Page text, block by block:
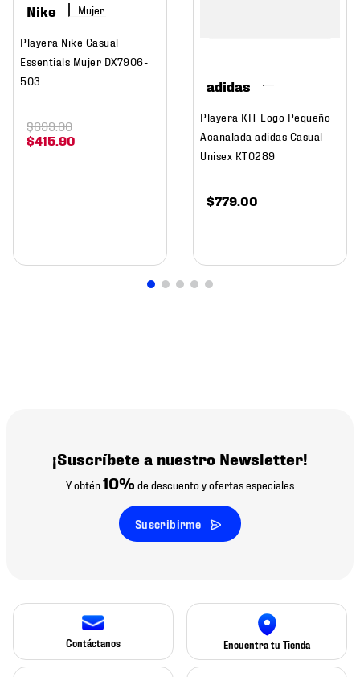
Nike Mujer
Playera Nike Casual
Essentials Mujer DX7906-
503
$415.90
$699.00
adidas
Playera KIT Logo Pequeño
Acanalada adidas Casual
Unisex KT0289
$779.00
¡Suscríbete a nuestro Newsletter!
Y obtén10% de descuento y ofertas especiales
Suscribirme
Contáctanos Encuentra tu Tienda